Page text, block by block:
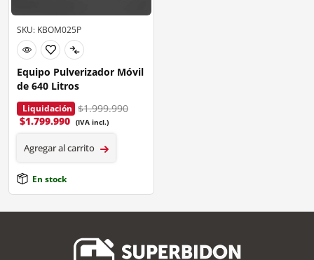
SKU: KBOM025P
Equipo Pulverizador Móvil
de 640 Litros
Liquidación $1.999.990
$1.799.990 (IVA incl.)
Agregar al carrito
En stock